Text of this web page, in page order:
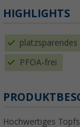
HIGHLIGHTS
platzsparendes
PFOA-frei
Hochwertiges